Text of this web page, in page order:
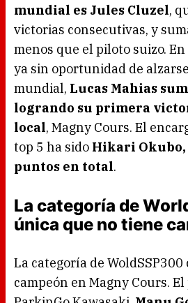
mundial es Jules Cluzel,
victorias consecutivas, y
menos que el piloto suizo.
ya sin oportunidad de
mundial, Lucas Mahias
logrando su primera
local, Magny Cours. El
top 5 ha sido Hikari Okubo,
puntos en total.
La categoría de
única que no tiene
La categoría de WoldSSP300
campeón en Magny Cours.